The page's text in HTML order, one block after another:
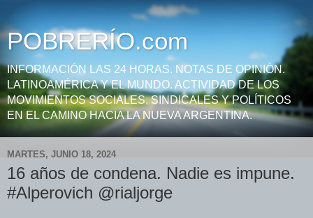
POBRERÍO.com
INFORMACIÓN LAS 24 HORAS. NOTAS DE OPINIÓN.
LATINOAMÉRICA Y EL MUNDO. ACTIVIDAD DE LOS
MOVIMIENTOS SOCIALES, SINDICALES Y POLÍTICOS
EN EL CAMINO HACIA LA NUEVA ARGENTINA.
MARTES, JUNIO 18, 2024
16 años de condena. Nadie es impune.
#Alperovich @rialjorge